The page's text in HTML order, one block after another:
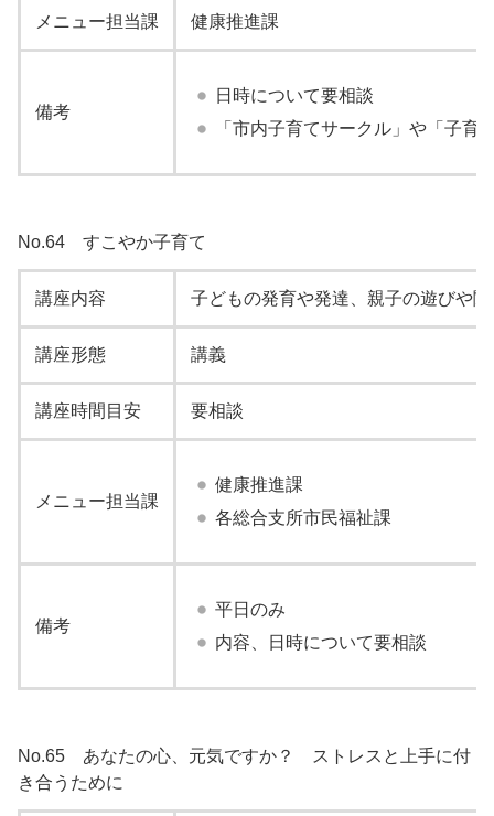
メニュー担当課 健康推進課
備考
日時について要相談
「市内子育てサークル」や「子
No.64 すこやか子育て
講座内容 子どもの発育や発達、親子の遊びや
講座形態 講義
講座時間目安 要相談
メニュー担当課
健康推進課
各総合支所市民福祉課
備考
平日のみ
内容、日時について要相談
No.65 あなたの心、元気ですか？ ストレスと上手に付
き合うために